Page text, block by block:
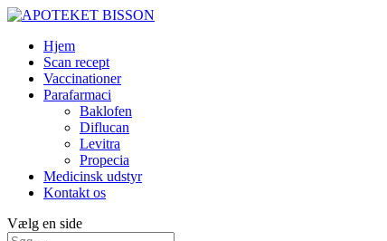
Hjem
Scan recept
Vaccinationer
Parafarmaci
Baklofen
Diflucan
Levitra
Propecia
Medicinsk udstyr
Kontakt os
Vælg en side